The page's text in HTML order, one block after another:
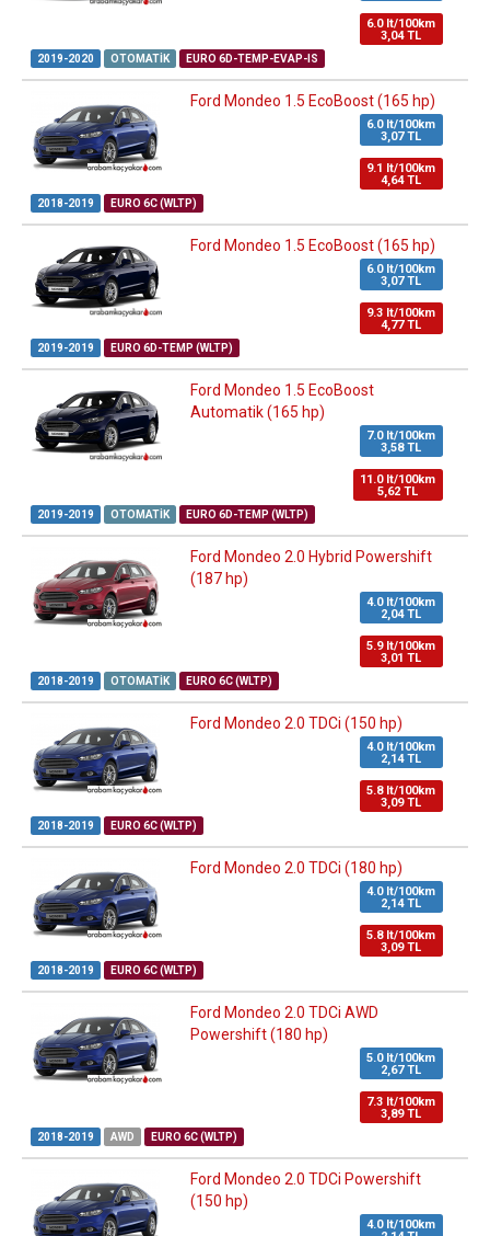
6.0 lt/100km
3,04 TL
2019-2020 OTOMATIK EURO 6D-TEMP-EVAP-IS
Ford Mondeo 1.5 EcoBoost (165 hp)
6.0 lt/100km
3,07 TL
9.1 lt/100km
4,64 TL
2018-2019 EURO 6C (WLTP)
Ford Mondeo 1.5 EcoBoost (165 hp)
6.0 lt/100km
3,07 TL
9.3 lt/100km
4,77 TL
2019-2019 EURO 6D-TEMP (WLTP)
Ford Mondeo 1.5 EcoBoost
Automatik (165 hp)
7.0 lt/100km
3,58 TL
11.0 lt/100km
5,62 TL
2019-2019 OTOMATIK EURO 6D-TEMP (WLTP)
Ford Mondeo 2.0 Hybrid Powershift
(187 hp)
4.0 lt/100km
2,04 TL
5.9 lt/100km
3,01 TL
2018-2019 OTOMATIK EURO 6C (WLTP)
Ford Mondeo 2.0 TDCi (150 hp)
4.0 lt/100km
2,14 TL
5.8 lt/100km
3,09 TL
2018-2019 EURO 6C (WLTP)
Ford Mondeo 2.0 TDCi (180 hp)
4.0 lt/100km
2,14 TL
5.8 lt/100km
3,09 TL
2018-2019 EURO 6C (WLTP)
Ford Mondeo 2.0 TDCi AWD
Powershift (180 hp)
5.0 lt/100km
2,67 TL
7.3 lt/100km
3,89 TL
2018-2019 AWD EURO 6C (WLTP)
Ford Mondeo 2.0 TDCi Powershift
(150 hp)
4.0 lt/100km